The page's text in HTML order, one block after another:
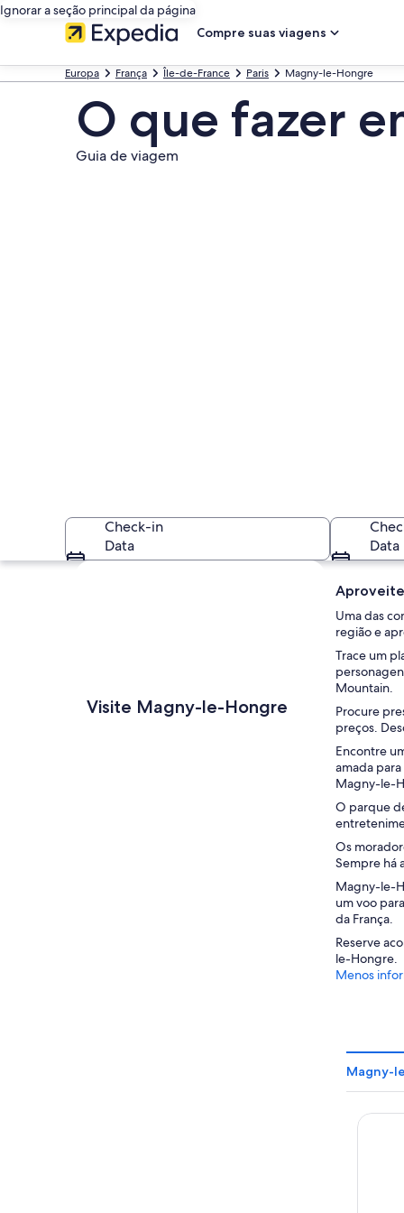
Ignorar a seção principal da página
Compre suas viagens
Europa França Île-de-France Paris Magny-le-Hongre
O que fazer
Guia de viagem
Bairro residencial
Check-in
Data
Data
Explorar mapa
Visite Magny-le-Hongre
Aproveite
Uma das
região e
Trace um
Mountain.
Procure
preços.
Encontre
amada
Magny-le-
O parque
Os
Sempre há
Magny-le-
um voo
da França.
Reserve
le-Hongre.
Menos
Magny-
Dream